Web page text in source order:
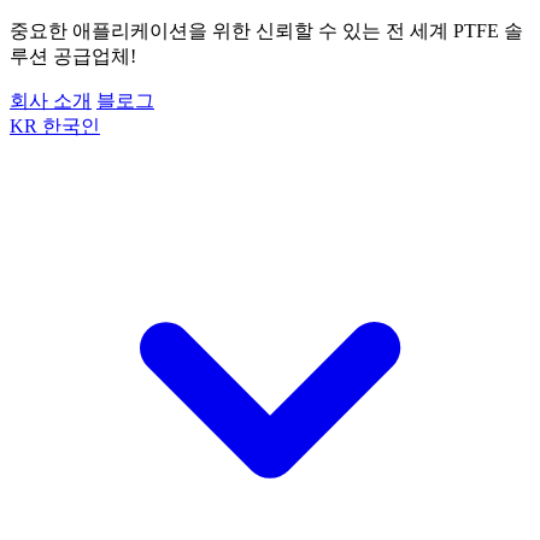
중요한 애플리케이션을 위한 신뢰할 수 있는 전 세계 PTFE 솔
루션 공급업체!
회사 소개 블로그
KR 한국인